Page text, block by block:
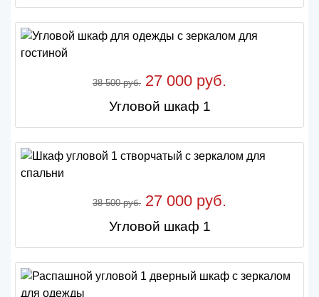
38 500 руб. 27 000 руб.
Угловой шкаф 1
38 500 руб. 27 000 руб.
Угловой шкаф 1